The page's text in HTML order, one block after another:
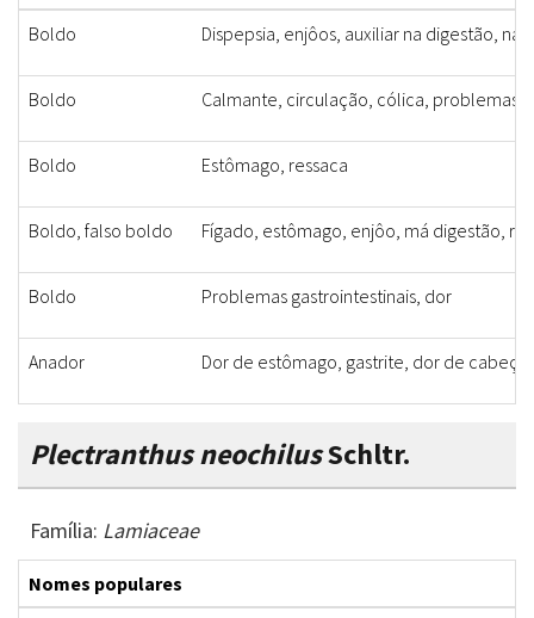
Boldo
Dispepsia, enjôos, auxiliar na digestão,
Boldo Calmante, circulação, cólica, problemas
Boldo Estômago, ressaca
Boldo, falso boldo Fígado, estômago, enjôo, má digestão,
Boldo Problemas gastrointestinais, dor
Anador Dor de estômago, gastrite, dor de
Plectranthus neochilusSchltr.
Família: Lamiaceae
Nomes populares